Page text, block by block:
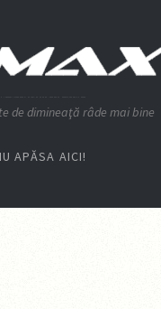
de dimineaţă râde mai bine
APĂSA AICI!